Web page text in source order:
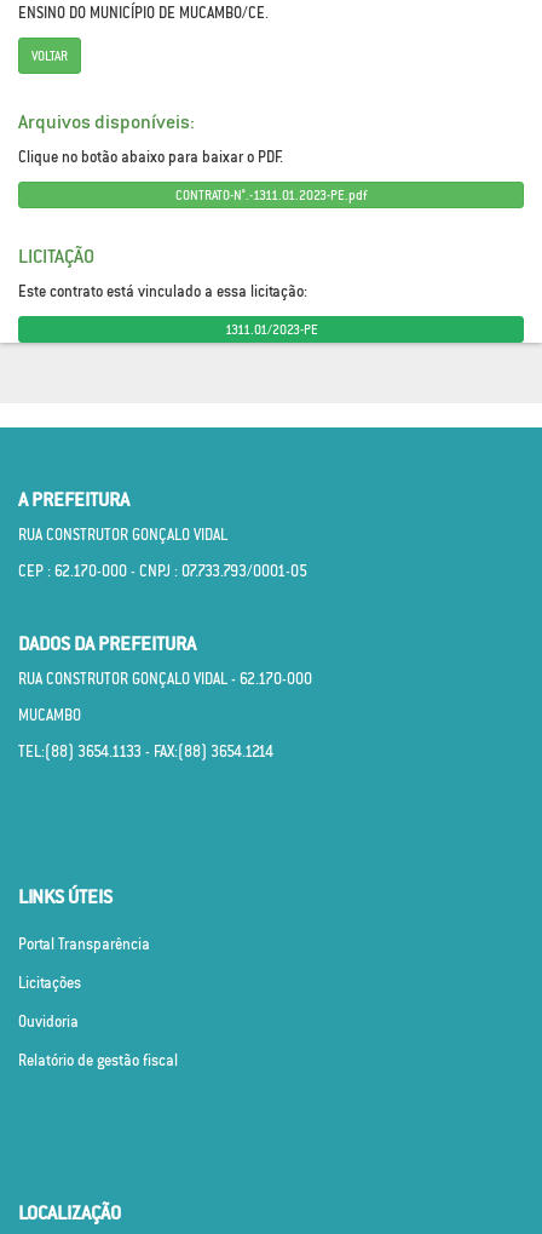
ENSINO DO MUNICÍPIO DE MUCAMBO/CE.
VOLTAR
Arquivos disponíveis:
Clique no botão abaixo para baixar o PDF.
CONTRATO-N°.-1311.01.2023-PE.pdf
LICITAÇÃO
Este contrato está vinculado a essa licitação:
1311.01/2023-PE
A PREFEITURA
RUA CONSTRUTOR GONÇALO VIDAL
CEP : 62.170­-000 - CNPJ : 07.733.793/0001­-05
DADOS DA PREFEITURA
RUA CONSTRUTOR GONÇALO VIDAL - 62.170­-000
MUCAMBO
TEL:(88) 3654.1133 - FAX:(88) 3654.1214
LINKS ÚTEIS
Portal Transparência
Licitações
Ouvidoria
Relatório de gestão fiscal
LOCALIZAÇÃO